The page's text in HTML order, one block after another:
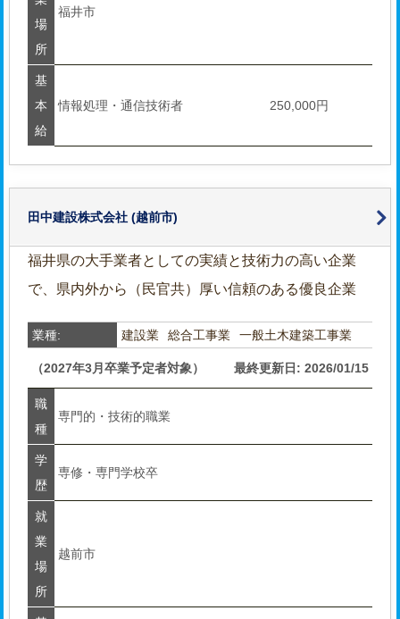
場
所
福井市
基
本
給
情報処理・通信技術者 250,000円
田中建設株式会社 (越前市)
福井県の大手業者としての実績と技術力の高い企業
で、県内外から（民官共）厚い信頼のある優良企業
業種: 建設業 総合工事業 一般土木建築工事業
（2027年3月卒業予定者対象） 最終更新日: 2026/01/15
職
種
専門的・技術的職業
学
歴
専修・専門学校卒
就
業
場
所
越前市